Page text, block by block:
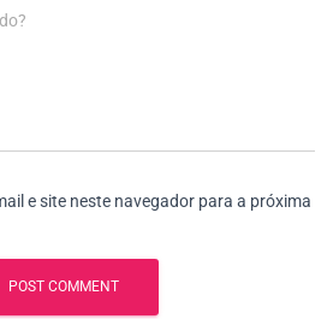
e site neste navegador para a próxima